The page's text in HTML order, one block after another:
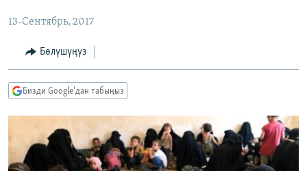
МАДАНИЯТ
ТВ ПРОГРАММАЛАР
БҮГҮН АЗАТТЫКТА
ДАНИСТЕ
ЭЖЕ-СИҢДИЛЕР
ПОДКАСТ
Русский
ОНЛАЙН ШЕРИНЕ
13-Сентябрь, 2017
Бөлүшүңүз
Бизди Google'дан табыңыз